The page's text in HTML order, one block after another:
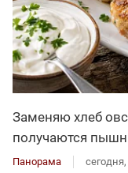
Заменяю хлеб
получаются
Панорама